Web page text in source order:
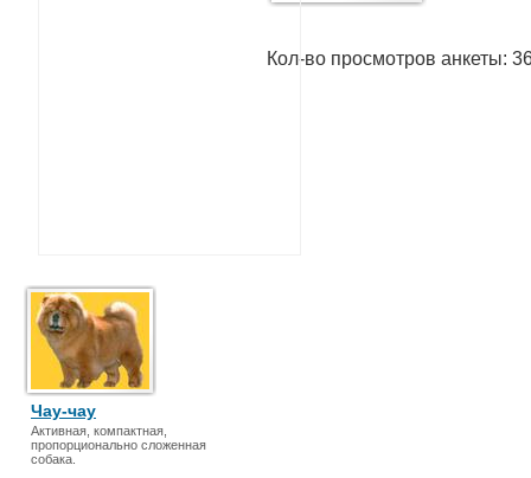
Чау-чау
Активная, компактная,
пропорционально сложенная
собака.
Кол-во просмотров анкеты: